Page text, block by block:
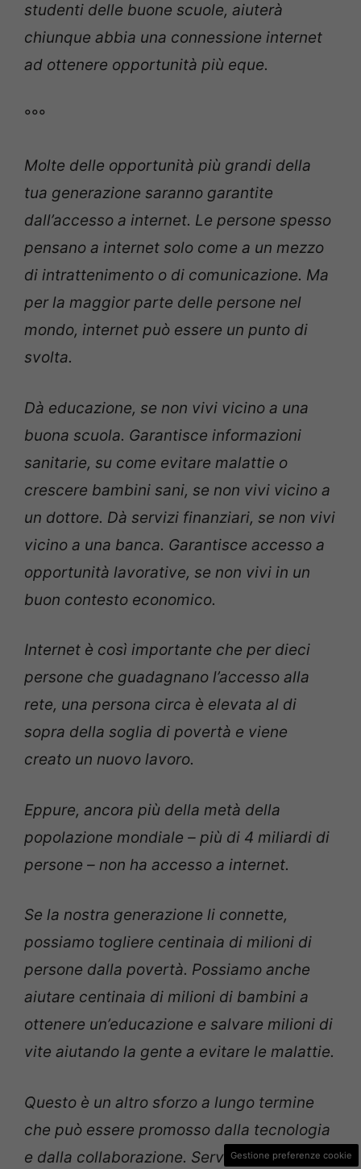
studenti delle buone scuole, aiuterà
chiunque abbia una connessione internet
ad ottenere opportunità più eque.
°°°
Molte delle opportunità più grandi della
tua generazione saranno garantite
dall’accesso a internet. Le persone spesso
pensano a internet solo come a un mezzo
di intrattenimento o di comunicazione. Ma
per la maggior parte delle persone nel
mondo, internet può essere un punto di
svolta.
Dà educazione, se non vivi vicino a una
buona scuola. Garantisce informazioni
sanitarie, su come evitare malattie o
crescere bambini sani, se non vivi vicino a
un dottore. Dà servizi finanziari, se non vivi
vicino a una banca. Garantisce accesso a
opportunità lavorative, se non vivi in un
buon contesto economico.
Internet è così importante che per dieci
persone che guadagnano l’accesso alla
rete, una persona circa è elevata al di
sopra della soglia di povertà e viene
creato un nuovo lavoro.
Eppure, ancora più della metà della
popolazione mondiale – più di 4 miliardi di
persone – non ha accesso a internet.
Se la nostra generazione li connette,
possiamo togliere centinaia di milioni di
persone dalla povertà. Possiamo anche
aiutare centinaia di milioni di bambini a
ottenere un’educazione e salvare milioni di
vite aiutando la gente a evitare le malattie.
Questo è un altro sforzo a lungo termine
che può essere promosso dalla tecnologia
e dalla collaborazione. Servirà inventare
Gestione preferenze cookie